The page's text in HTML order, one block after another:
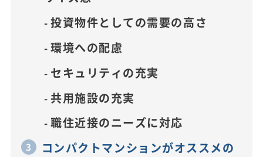
投資物件としての需要の高さ
環境への配慮
セキュリティの充実
共用施設の充実
職住近接のニーズに対応
コンパクトマンションがオススメの